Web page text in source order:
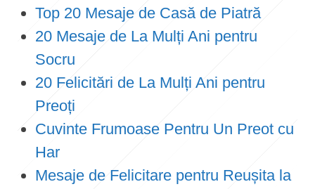
Top 20 Mesaje de Casă de Piatră
20 Mesaje de La Mulți Ani pentru
Socru
20 Felicitări de La Mulți Ani pentru
Preoți
Cuvinte Frumoase Pentru Un Preot cu
Har
Mesaje de Felicitare pentru Reușita la